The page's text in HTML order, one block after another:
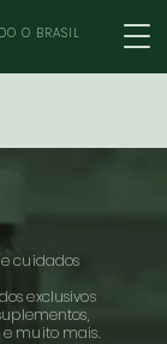
O BRASIL
cuidados
exclusivos
muito mais.